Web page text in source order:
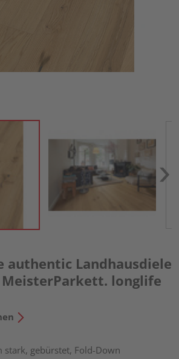
authentic Landhausdiele
longlife
gebürstet, Fold-Down